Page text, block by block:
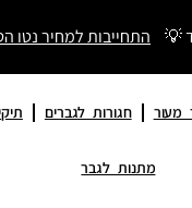
💡 התחייבות למחיר נטו
מעור חגורות לגברים
מתנות לגבר